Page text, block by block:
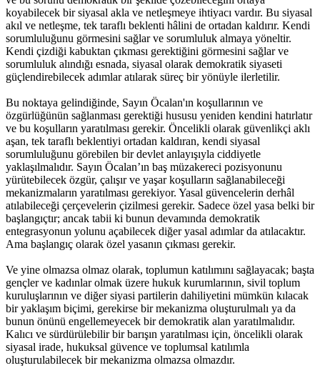
koyabilecek bir siyasal akla ve netleşmeye ihtiyacı vardır. Bu siyasal
akıl ve netleşme, tek taraflı beklenti hâlini de ortadan kaldırır. Kendi
sorumluluğunu görmesini sağlar ve sorumluluk almaya yöneltir.
Kendi çizdiği kabuktan çıkması gerektiğini görmesini sağlar ve
sorumluluk alındığı esnada, siyasal olarak demokratik siyaseti
güçlendirebilecek adımlar atılarak süreç bir yönüyle ilerletilir.
Bu noktaya gelindiğinde, Sayın Öcalan'ın koşullarının ve
özgürlüğünün sağlanması gerektiği hususu yeniden kendini hatırlatır
ve bu koşulların yaratılması gerekir. Öncelikli olarak güvenlikçi aklı
aşan, tek taraflı beklentiyi ortadan kaldıran, kendi siyasal
sorumluluğunu görebilen bir devlet anlayışıyla ciddiyetle
yaklaşılmalıdır. Sayın Öcalan’ın baş müzakereci pozisyonunu
yürütebilecek özgür, çalışır ve yaşar koşulların sağlanabileceği
mekanizmaların yaratılması gerekiyor. Yasal güvencelerin derhâl
atılabileceği çerçevelerin çizilmesi gerekir. Sadece özel yasa belki bir
başlangıçtır; ancak tabii ki bunun devamında demokratik
entegrasyonun yolunu açabilecek diğer yasal adımlar da atılacaktır.
Ama başlangıç olarak özel yasanın çıkması gerekir.
Ve yine olmazsa olmaz olarak, toplumun katılımını sağlayacak; başta
gençler ve kadınlar olmak üzere hukuk kurumlarının, sivil toplum
kuruluşlarının ve diğer siyasi partilerin dahiliyetini mümkün kılacak
bir yaklaşım biçimi, gerekirse bir mekanizma oluşturulmalı ya da
bunun önünü engellemeyecek bir demokratik alan yaratılmalıdır.
Kalıcı ve sürdürülebilir bir barışın yaratılması için, öncelikli olarak
siyasal irade, hukuksal güvence ve toplumsal katılımla
oluşturulabilecek bir mekanizma olmazsa olmazdır.